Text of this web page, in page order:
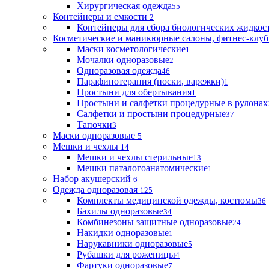
Хирургическая одежда55
Контейнеры и емкости 2
Контейнеры для сбора биологических
Косметические и маникюрные салоны, фитнес-
Маски косметологические1
Мочалки одноразовые2
Одноразовая одежда46
Парафинотерапия (носки, варежки)1
Простыни для обертывания1
Простыни и салфетки процедурные в рулонах
Салфетки и простыни процедурные37
Тапочки3
Маски одноразовые 5
Мешки и чехлы 14
Мешки и чехлы стерильные13
Мешки паталогоанатомические1
Набор акушерский 6
Одежда одноразовая 125
Комплекты медицинской одежды, костюмы36
Бахилы одноразовые34
Комбинезоны защитные одноразовые24
Накидки одноразовые1
Нарукавники одноразовые5
Рубашки для роженицы4
Фартуки одноразовые7